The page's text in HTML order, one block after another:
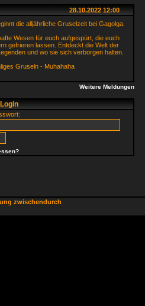
28.10.2022 12:00
die alljährliche Gruselzeit bei Gagolga.
Wesen für euch aufgespürt, die euch
gefrieren lassen. Entdeckt die Welt der
und wo sie sich verborgen halten.
Gruseln - Muhahaha
Weitere Meldungen
zwischendurch